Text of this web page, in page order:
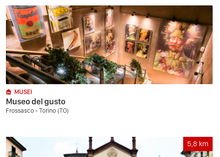
MUSEI
Museo del gusto
Frossasco - Torino (TO)
5,8 km